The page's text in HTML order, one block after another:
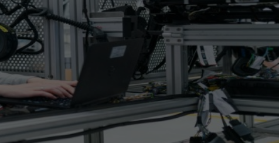
Berichtsheft